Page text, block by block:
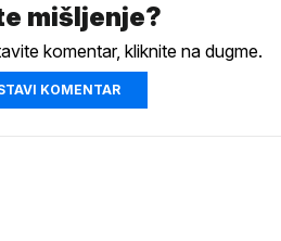
mišljenje?
komentar, kliknite na dugme.
KOMENTAR